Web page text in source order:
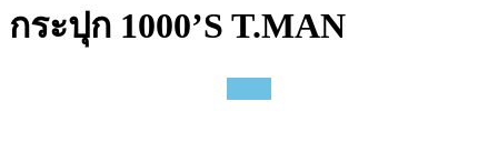
กระปุก 1000’S T.MAN